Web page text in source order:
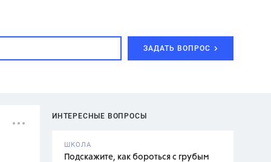
ЗАДАТЬ ВОПРОС
ИНТЕРЕСНЫЕ ВОПРОСЫ
ШКОЛА
Подскажите, как бороться с грубым